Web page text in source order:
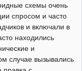
схемы очень
спросом и часто
и включали в
находились
и
случае вызывались